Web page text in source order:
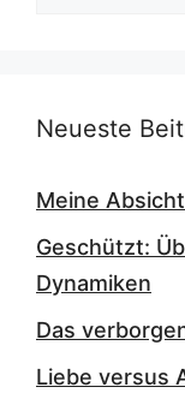
Neueste
Meine
Geschützt:
Dynamiken
Das
Liebe versus